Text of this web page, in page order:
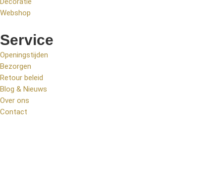
Webshop
Service
Openingstijden
Bezorgen
Retour beleid
Blog & Nieuws
Over ons
Contact